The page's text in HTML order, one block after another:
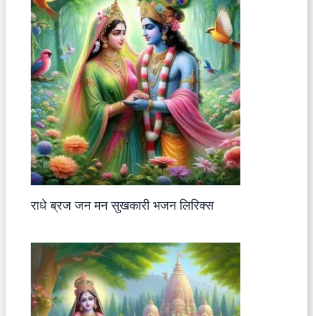
राधे ब्रज जन मन सुखकारी भजन लिरिक्स